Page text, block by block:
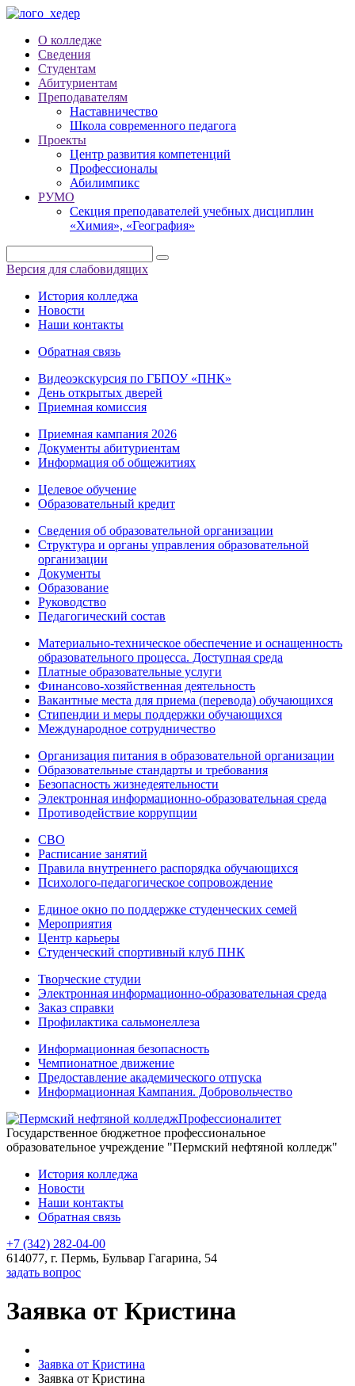
О колледже
Сведения
Студентам
Абитуриентам
Преподавателям
Наставничество
Школа современного педагога
Проекты
Центр развития компетенций
Профессионалы
Абилимпикс
РУМО
Секция преподавателей учебных дисциплин
«Химия», «География»
Версия для слабовидящих
История колледжа
Новости
Наши контакты
Обратная связь
Видеоэкскурсия по ГБПОУ «ПНК»
День открытых дверей
Приемная комиссия
Приемная кампания 2026
Дoкументы абитуриентам
Информация об общежитиях
Целевое обучение
Образовательный кредит
Сведения об образовательной организации
Структура и органы управления образовательной
организации
Документы
Образование
Руководство
Педагогический состав
Материально-техническое обеспечение и оснащенность
образовательного процесса. Доступная среда
Платные образовательные услуги
Финансово-хозяйственная деятельность
Вакантные места для приема (перевода) обучающихся
Стипендии и меры поддержки обучающихся
Международное сотрудничество
Организация питания в образовательной организации
Образовательные стандарты и требования
Безопасность жизнедеятельности
Электронная информационно-образовательная среда
Противодействие коррупции
СВО
Расписание занятий
Правила внутреннего распорядка обучающихся
Психолого-педагогическое сопровождение
Единое окно по поддержке студенческих семей
Мероприятия
Центр карьеры
Студенческий спортивный клуб ПНК
Творческие студии
Электронная информационно-образовательная среда
Заказ справки
Профилактика сальмонеллеза
Информационная безопасность
Чемпионатное движение
Предоставление академического отпуска
Информационная Кампания. Добровольчество
Профессионалитет
Государственное бюджетное профессиональное
образовательное учреждение "Пермский нефтяной колледж"
История колледжа
Новости
Наши контакты
Обратная связь
+7 (342) 282-04-00
614077, г. Пермь, Бульвар Гагарина, 54
задать вопрос
Заявка от Кристина
Заявка от Кристина
Заявка от Кристина